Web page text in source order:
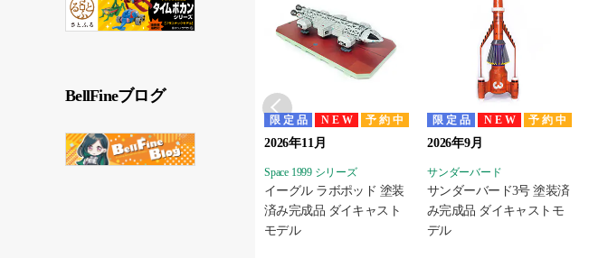
限定品 NEW 予約中
2026年11月
Space 1999 シリーズ
イーグル ラボポッド 塗装
済み完成品 ダイキャスト
モデル
限定品 NEW 予約中
2026年9月
サンダーバード
サンダーバード3号 塗装済
み完成品 ダイキャストモ
デル
BellFineブログ